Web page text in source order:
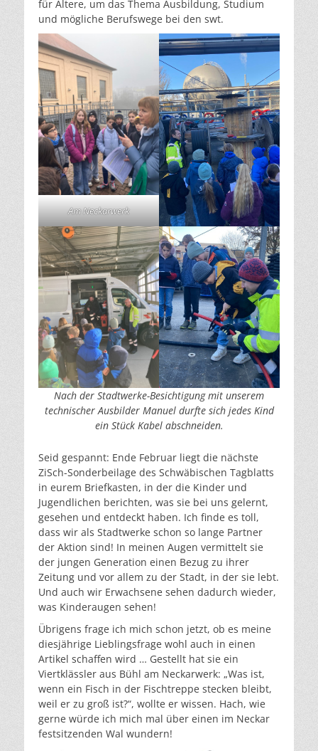
für Ältere, um das Thema Ausbildung, Studium
und mögliche Berufswege bei den swt.
Am Neckarwerk
Nach der Stadtwerke-Besichtigung mit unserem
technischer Ausbilder Manuel durfte sich jedes Kind
ein Stück Kabel abschneiden.
Seid gespannt: Ende Februar liegt die nächste
ZiSch-Sonderbeilage des Schwäbischen Tagblatts
in eurem Briefkasten, in der die Kinder und
Jugendlichen berichten, was sie bei uns gelernt,
gesehen und entdeckt haben. Ich finde es toll,
dass wir als Stadtwerke schon so lange Partner
der Aktion sind! In meinen Augen vermittelt sie
der jungen Generation einen Bezug zu ihrer
Zeitung und vor allem zu der Stadt, in der sie lebt.
Und auch wir Erwachsene sehen dadurch wieder,
was Kinderaugen sehen!
Übrigens frage ich mich schon jetzt, ob es meine
diesjährige Lieblingsfrage wohl auch in einen
Artikel schaffen wird … Gestellt hat sie ein
Viertklässler aus Bühl am Neckarwerk: „Was ist,
wenn ein Fisch in der Fischtreppe stecken bleibt,
weil er zu groß ist?“, wollte er wissen. Hach, wie
gerne würde ich mich mal über einen im Neckar
festsitzenden Wal wundern!